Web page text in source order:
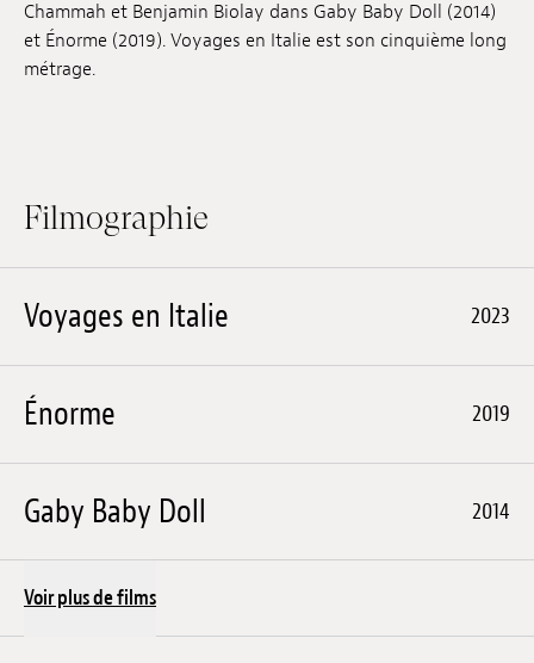
Chammah et Benjamin Biolay dans Gaby Baby Doll (2014)
et Énorme (2019). Voyages en Italie est son cinquième long
métrage.
Filmographie
Voyages en Italie 2023
Énorme 2019
Gaby Baby Doll 2014
Voir plus de films